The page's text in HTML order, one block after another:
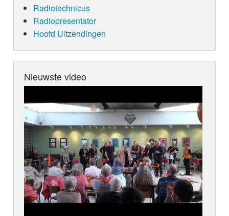
Radiotechnicus
Radiopresentator
Hoofd Uitzendingen
Nieuwste video